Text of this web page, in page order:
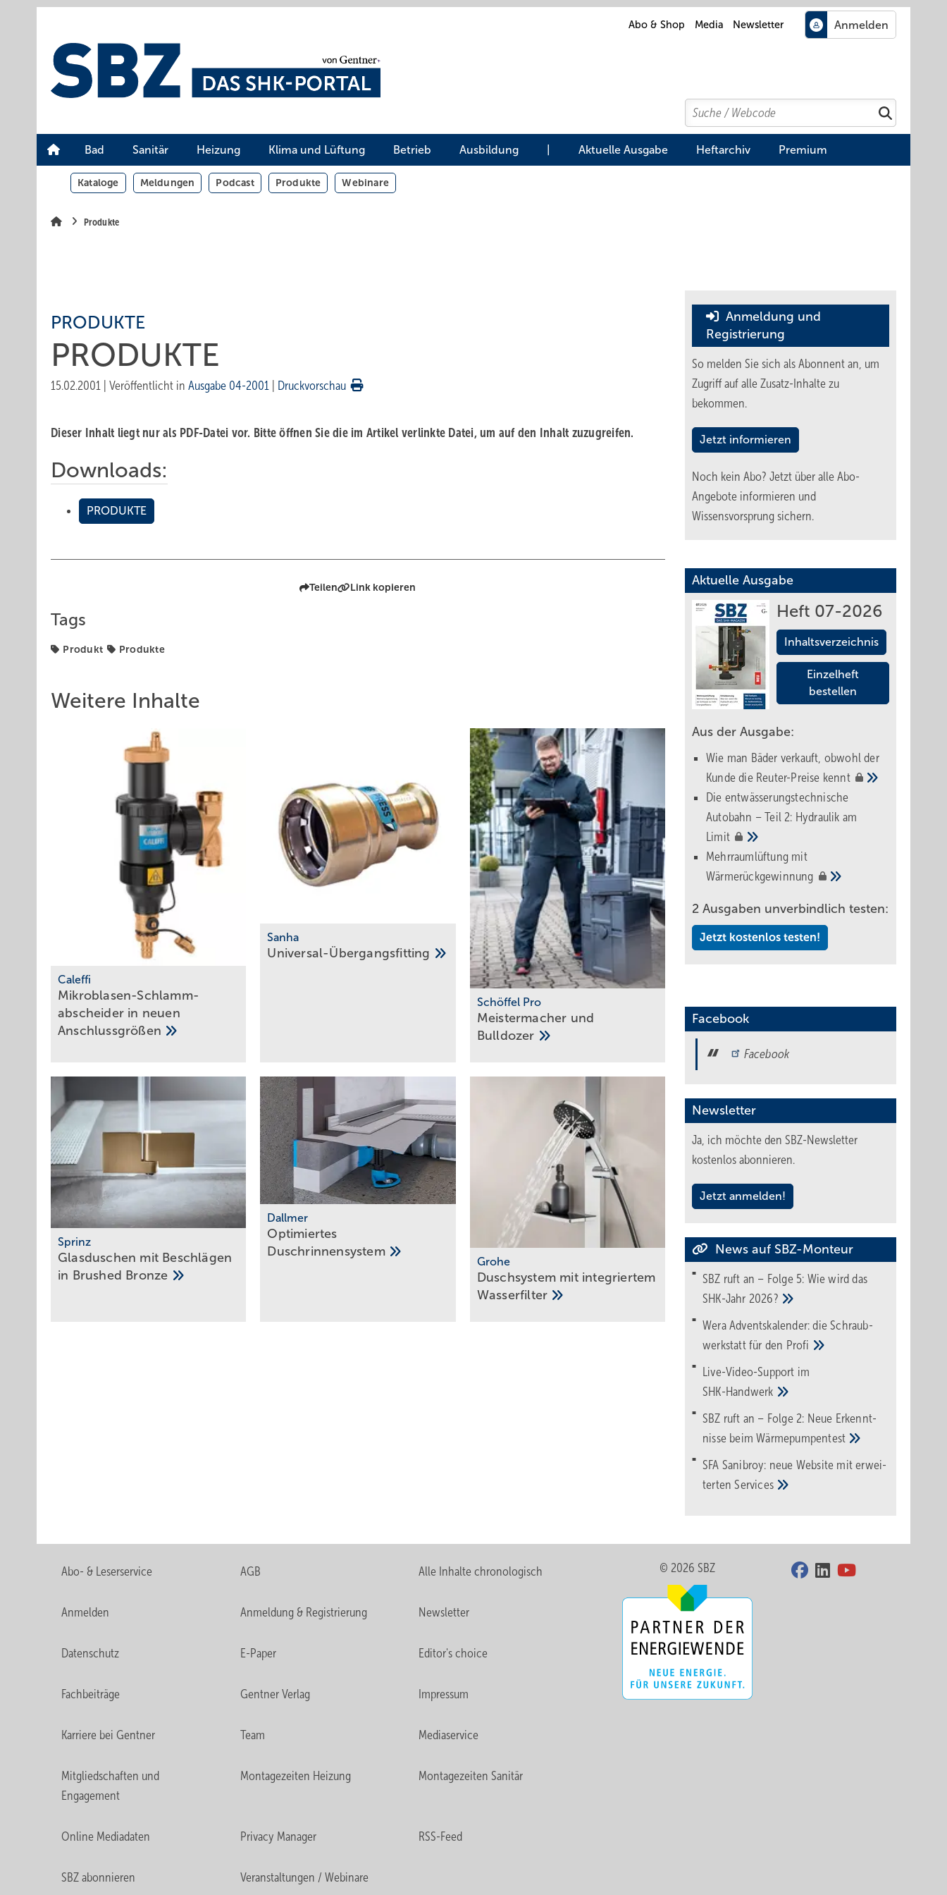
Abo & Shop Media Newsletter
Search
Suchen
Bad Sanitär Heizung Klima und Lüftung Betrieb Ausbildung Aktuelle Ausgabe Heftarchiv Premium
Kataloge Meldungen Podcast Produkte Webinare
Produkte
PRODUKTE
PRODUKTE
15.02.2001 Veröffentlicht in Ausgabe 04-2001 Druckvorschau
Dieser Inhalt liegt nur als PDF-Datei vor. Bitte öffnen Sie die im Artikel verlinkte Datei, um auf den Inhalt zuzugreifen.
Downloads:
PRODUKTE
Teilen Link kopieren
Tags
Produkt Produkte
Weitere Inhalte
Caleffi
Mikr oblasen-Schlamm­
abscheider in neuen
Anschlussgrößen
Sanha
Universal-­Übergangsfitting
Schöffel Pro
Meistermacher und
Bull­dozer
Sprinz
Glasduschen mit Beschlägen
in Brushed Bronze
Dallmer
Optimiertes
Duschrinnensystem
Grohe
Duschsystem mit integriertem
Wasserfilter
Anmeldung und
Registrierung
So melden Sie sich als Abonnent an, um
Zugriff auf alle Zusatz-Inhalte zu
bekommen.
Jetzt informieren
Noch kein Abo? Jetzt über alle Abo-
Angebote informieren und
Wissensvorsprung sichern.
Aktuelle Ausgabe
Heft 07-2026
Inhaltsverzeichnis
Einzelheft
bestellen
Aus der Ausgabe:
Wie man Bäder verkauft, obwohl der
Kunde die Reuter-Preise kennt
Die entwässerungstechnische
Autobahn – Teil 2: Hydraulik am
Limit
Mehrraumlüftung mit
Wärmerückgewinnung
2 Ausgaben unverbindlich testen:
Jetzt kostenlos testen!
Facebook
Facebook
Newsletter
Ja, ich möchte den SBZ-Newsletter
kostenlos abonnieren.
Jetzt anmelden!
News auf SBZ-Monteur
SBZ ruft an – Folge 5: Wie wird das
SHK-Jahr 2026?
Wera Adventskalender: die Schraub­
werk­statt für den Pro­fi
Live-Video-Support im
SHK-Handwerk
SBZ ruft an – Folge 2: Neue Erkennt­
nisse beimWärme­pumpen­test
SFA Sanibroy: neue Web­site mit erwei­
tertenServices
Abo- & Leserservice AGB Alle Inhalte chronologisch
Anmelden Anmeldung & Registrierung Newsletter
Datenschutz E-Paper Editor's choice
Fachbeiträge Gentner Verlag Impressum
Karriere bei Gentner Team Mediaservice
Mitgliedschaften und
Engagement
Montagezeiten Heizung Montagezeiten Sanitär
Online Mediadaten Privacy Manager RSS-Feed
SBZ abonnieren Veranstaltungen / Webinare
© 2026 SBZ